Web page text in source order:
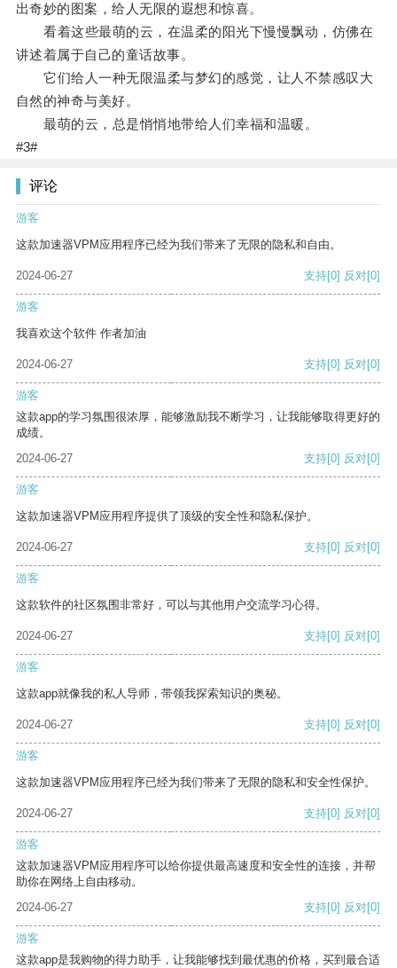
出奇妙的图案，给人无限的遐想和惊喜。
看着这些最萌的云，在温柔的阳光下慢慢飘动，仿佛在
讲述着属于自己的童话故事。
它们给人一种无限温柔与梦幻的感觉，让人不禁感叹大
自然的神奇与美好。
最萌的云，总是悄悄地带给人们幸福和温暖。
#3#
评论
游客
这款加速器VPM应用程序已经为我们带来了无限的隐私和自由。
2024-06-27 支持[0] 反对[0]
游客
我喜欢这个软件 作者加油
2024-06-27 支持[0] 反对[0]
游客
这款app的学习氛围很浓厚，能够激励我不断学习，让我能够取得更好的
成绩。
2024-06-27
支持[0] 反对[0]
游客
这款加速器VPM应用程序提供了顶级的安全性和隐私保护。
2024-06-27 支持[0] 反对[0]
游客
这款软件的社区氛围非常好，可以与其他用户交流学习心得。
2024-06-27 支持[0] 反对[0]
游客
这款app就像我的私人导师，带领我探索知识的奥秘。
2024-06-27 支持[0] 反对[0]
游客
这款加速器VPM应用程序已经为我们带来了无限的隐私和安全性保护。
2024-06-27 支持[0] 反对[0]
游客
这款加速器VPM应用程序可以给你提供最高速度和安全性的连接，并帮
助你在网络上自由移动。
2024-06-27
支持[0] 反对[0]
游客
这款app是我购物的得力助手，让我能够找到最优惠的价格，买到最合适